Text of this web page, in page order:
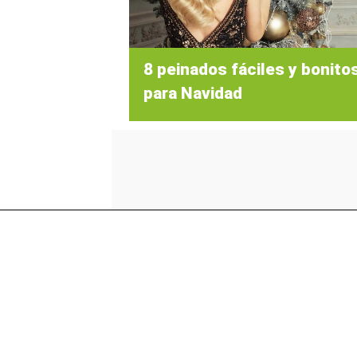
8 peinados fáciles y
para Navidad